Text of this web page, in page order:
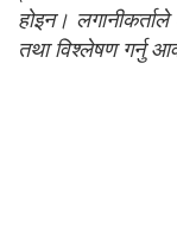
होइन।
तथा विश्लेषण गर्नु